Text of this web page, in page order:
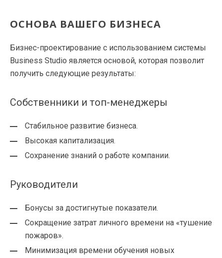
ОСНОВА ВАШЕГО БИЗНЕСА
Бизнес-проектирование с использованием системы
Business Studio является основой, которая позволит
получить следующие результаты:
Собственники и топ-менеджеры
Стабильное развитие бизнеса.
Высокая капитализация.
Сохранение знаний о работе компании.
Руководители
Бонусы за достигнутые показатели.
Сокращение затрат личного времени на «тушение
пожаров».
Минимизация времени обучения новых